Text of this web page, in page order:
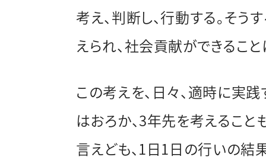
考え、判断し、行動する。そ
えられ、社会貢献ができること
この考えを、日々、適時に実
はおろか、3年先を考えるこ
言えども、1日1日の行いの結